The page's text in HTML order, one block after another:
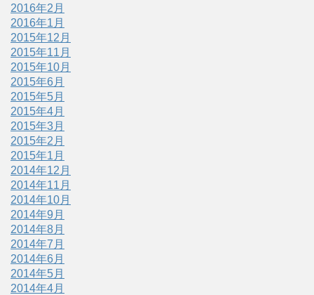
2016年2月
2016年1月
2015年12月
2015年11月
2015年10月
2015年6月
2015年5月
2015年4月
2015年3月
2015年2月
2015年1月
2014年12月
2014年11月
2014年10月
2014年9月
2014年8月
2014年7月
2014年6月
2014年5月
2014年4月